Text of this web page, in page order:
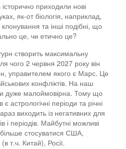
історично приходили нові
як-от біологія, наприклад,
та інші подібні, що
це, чи етично це?
створить максимальну
чого 2 червня 2027 року він
управителем якого є Марс. Це
конфліктів. На наш
дуже малоймовірна. Тому що
є астрологічні періоди та річні
виходить із негативних для
і періодів. Майбутні можливі
більше стосуватися США,
т.ч. Китай), Росії.